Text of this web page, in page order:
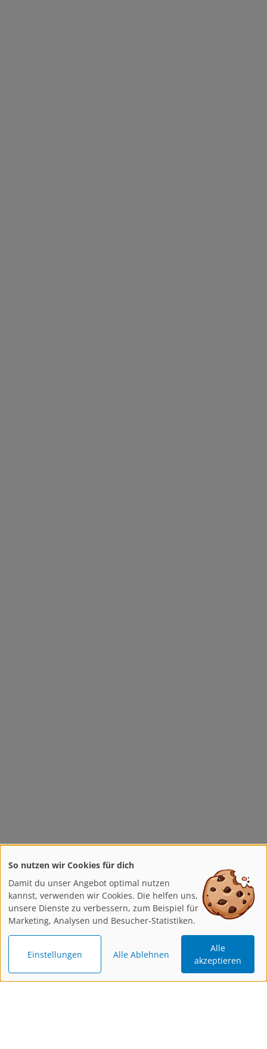
So nutzen wir Cookies für dich
Damit du unser Angebot optimal nutzen
kannst, verwenden wir Cookies. Die helfen uns,
unsere Dienste zu verbessern, zum Beispiel für
Marketing, Analysen und Besucher-Statistiken.
Einstellungen Alle Ablehnen
Alle
akzeptieren